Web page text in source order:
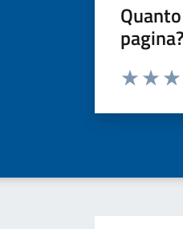
pagina?
Valuta da 1 a